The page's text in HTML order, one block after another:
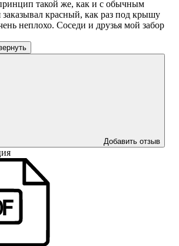
такой же, как и с обычным
красный, как раз под крышу
неплохо. Соседи и друзья мой забор
Добавить отзыв